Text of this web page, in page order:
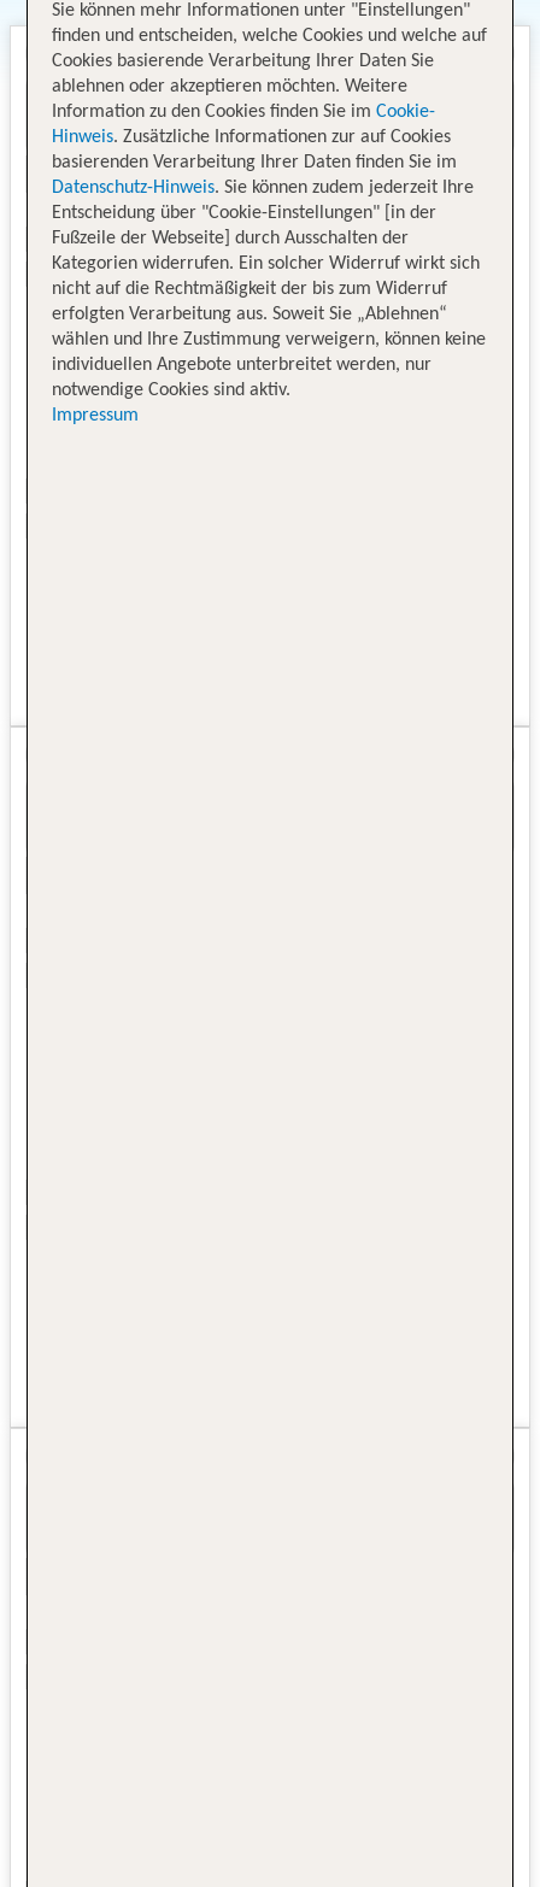
Sie können mehr Informationen unter "Einstellungen"
finden und entscheiden, welche Cookies und welche auf
Cookies basierende Verarbeitung Ihrer Daten Sie
ablehnen oder akzeptieren möchten. Weitere
Information zu den Cookies finden Sie im Cookie-
Hinweis. Zusätzliche Informationen zur auf Cookies
basierenden Verarbeitung Ihrer Daten finden Sie im
Datenschutz-Hinweis. Sie können zudem jederzeit Ihre
Entscheidung über "Cookie-Einstellungen" [in der
Fußzeile der Webseite] durch Ausschalten der
Kategorien widerrufen. Ein solcher Widerruf wirkt sich
nicht auf die Rechtmäßigkeit der bis zum Widerruf
erfolgten Verarbeitung aus. Soweit Sie „Ablehnen“
wählen und Ihre Zustimmung verweigern, können keine
individuellen Angebote unterbreitet werden, nur
notwendige Cookies sind aktiv.
Impressum